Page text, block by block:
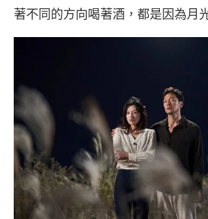
著不同的方向喝著酒，都是因為月